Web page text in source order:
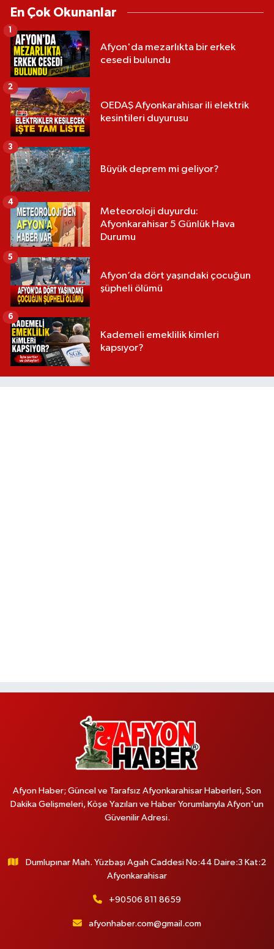
En Çok Okunanlar
Afyon'da mezarlıkta bir erkek
cesedi bulundu
1
OEDAŞ Afyonkarahisar ili elektrik
kesintileri duyurusu
2
Büyük deprem mi geliyor?
3
Meteoroloji duyurdu:
Afyonkarahisar 5 Günlük Hava
Durumu
4
Afyon’da dört yaşındaki çocuğun
şüpheli ölümü
5
Kademeli emeklilik kimleri
kapsıyor?
6
Afyon Haber; Güncel ve Tarafsız Afyonkarahisar Haberleri, Son
Dakika Gelişmeleri, Köşe Yazıları ve Haber Yorumlarıyla Afyon'un
Güvenilir Adresi.
Dumlupınar Mah. Yüzbaşı Agah Caddesi No:44 Daire:3 Kat:2
Afyonkarahisar
+90506 811 8659
afyonhaber.com@gmail.com